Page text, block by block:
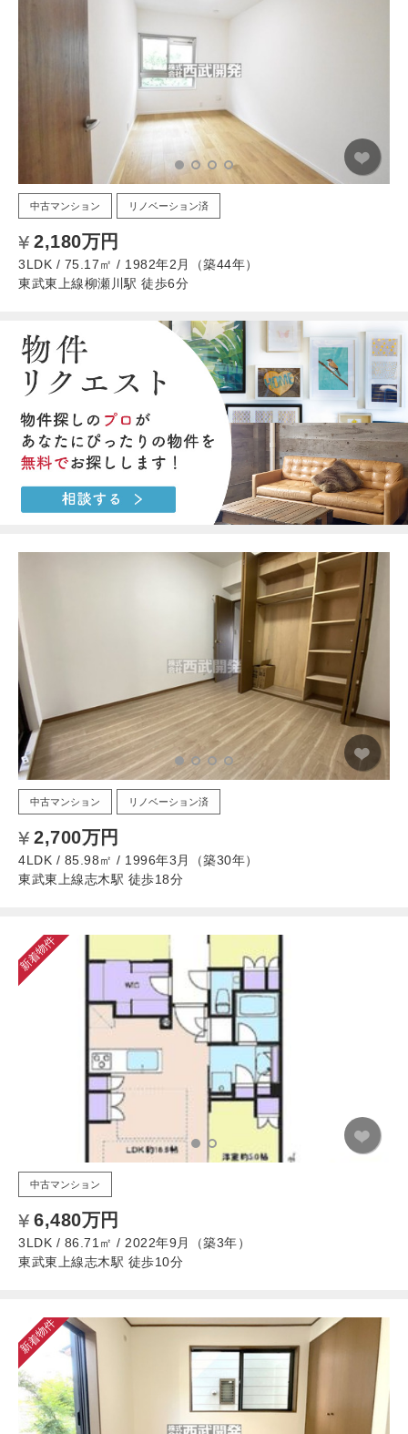
中古マンション リノベーション済
2,180万円
3LDK / 75.17㎡ / 1982年2月（築44年）
東武東上線柳瀬川駅 徒歩6分
中古マンション リノベーション済
2,700万円
4LDK / 85.98㎡ / 1996年3月（築30年）
東武東上線志木駅 徒歩18分
新着物件
中古マンション
6,480万円
3LDK / 86.71㎡ / 2022年9月（築3年）
東武東上線志木駅 徒歩10分
新着物件